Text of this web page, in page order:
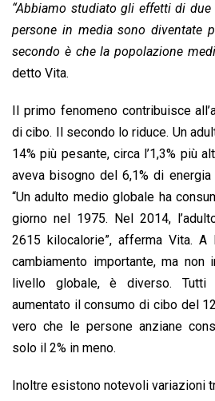
“Abbiamo studiato gli effetti di
persone in media sono diventate
secondo è che la popolazione
detto Vita.
Il primo fenomeno contribuisce
di cibo. Il secondo lo riduce. Un
14% più pesante, circa l’1,3% più
aveva bisogno del 6,1% di
“Un adulto medio globale ha
giorno nel 1975. Nel 2014,
2615 kilocalorie”, afferma Vita.
cambiamento importante, ma
livello globale, è diverso. Tutti
aumentato il consumo di cibo del
vero che le persone anziane
solo il 2% in meno.
Inoltre esistono notevoli variazioni